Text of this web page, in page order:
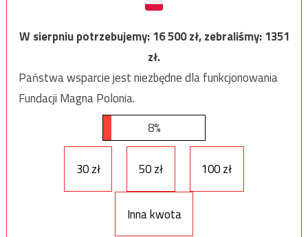
W sierpniu potrzebujemy:16 500zł, zebraliśmy:1351
zł.
Państwa wsparcie jest niezbędne dla funkcjonowania
Fundacji Magna Polonia.
8%
30 zł 50 zł 100 zł
Inna kwota